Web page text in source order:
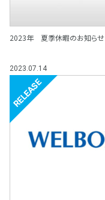
2023年 夏季休暇のお知らせ
2023.07.14
リリース